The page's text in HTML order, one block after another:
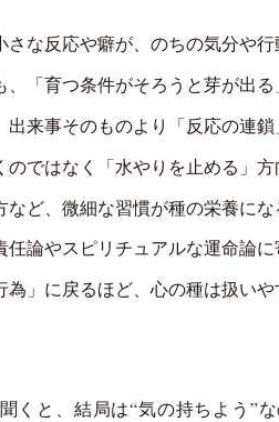
さな反応や癖が、のちの気分や
「育つ条件がそろうと芽が出
出来事そのものより「反応の連
ではなく「水やりを止める」
ど、微細な習慣が種の栄養にな
論やスピリチュアルな運命論
為」に戻るほど、心の種は扱い
くと、結局は“気の持ちよう